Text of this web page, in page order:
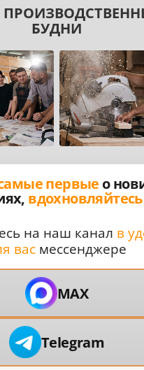
БУДНИ
первые о
вдохновляйтесь
на наш канал в
васмессенджере
MAX
Telegram